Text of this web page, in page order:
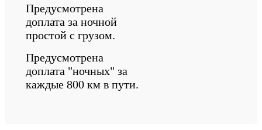
Предусмотрена
доплата за ночной
простой с грузом.
Предусмотрена
доплата "ночных" за
каждые 800 км в пути.